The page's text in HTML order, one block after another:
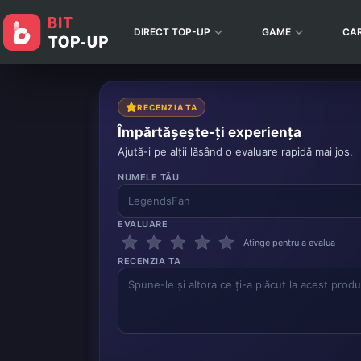
DIRECT TOP-UP GAME
RECENZIA TA
Împărtășește-ți experiența
Ajută-i pe alții lăsând o evaluare rapidă mai jos.
NUMELE TĂU
EVALUARE
Atinge pentru a evalua
RECENZIA TA